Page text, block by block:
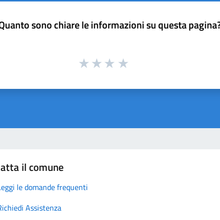
sono chiare le informazioni su questa
il comune
le domande frequenti
Assistenza